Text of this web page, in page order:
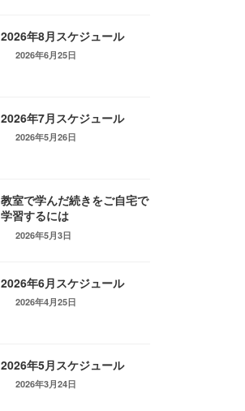
2026年8月スケジュール
2026年6月25日
2026年7月スケジュール
2026年5月26日
教室で学んだ続きをご自宅で
学習するには
2026年5月3日
2026年6月スケジュール
2026年4月25日
2026年5月スケジュール
2026年3月24日